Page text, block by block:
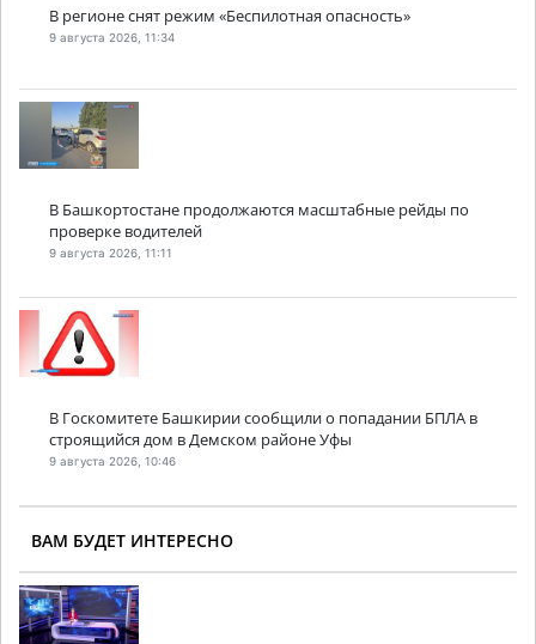
В регионе снят режим «Беспилотная опасность»
9 августа 2026, 11:34
В Башкортостане продолжаются масштабные рейды по
проверке водителей
9 августа 2026, 11:11
В Госкомитете Башкирии сообщили о попадании БПЛА в
строящийся дом в Демском районе Уфы
9 августа 2026, 10:46
ВАМ БУДЕТ ИНТЕРЕСНО